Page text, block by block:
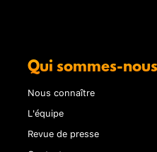
Qui sommes-
Nous connaître
L'équipe
Revue de presse